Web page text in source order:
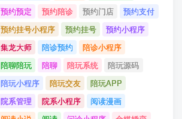
预约预定
预约陪诊 预约门店
预约支付
预约挂号小程序
预约挂号
预约小程序
集龙大师
陪诊预约
陪诊小程序
陪聊陪玩
陪聊 陪玩系统
陪玩源码
陪玩小程序
陪玩交友
陪玩APP
院系管理
院系小程序
阅读漫画